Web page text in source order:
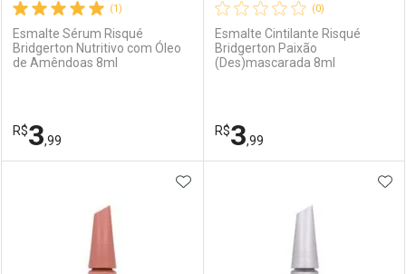
(1)
Esmalte Sérum Risqué
Bridgerton Nutritivo com Óleo
de Amêndoas 8ml
R$3,99
Laboratório
Por Menos
(0)
Esmalte Cintilante Risqué
Bridgerton Paixão
(Des)mascarada 8ml
R$3,99
Laboratório
Por Menos
ADICIONAR AOS FAVORITOS